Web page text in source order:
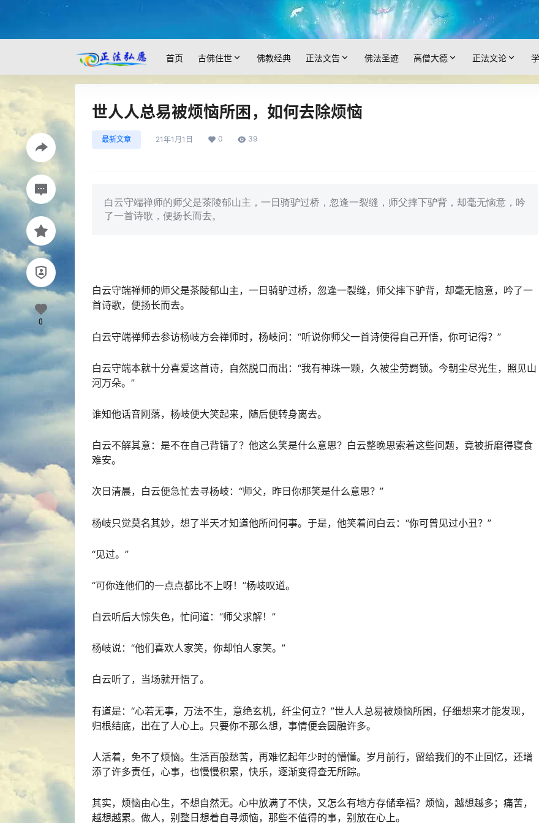
首页 古佛住世 佛教经典 正法文告 佛法圣迹 高僧大德 正法文论
世人人总易被烦恼所困，如何去除烦恼
最新文章 21年1月1日 0 39
白云守端禅师的师父是茶陵郁山主，一日骑驴过桥，忽逢一裂缝，师父摔下驴背，却毫无恼意，吟
了一首诗歌，便扬长而去。
白云守端禅师的师父是茶陵郁山主，一日骑驴过桥，忽逢一裂缝，师父摔下驴背，却毫无恼意，吟了一
首诗歌，便扬长而去。
白云守端禅师去参访杨岐方会禅师时，杨岐问：“听说你师父一首诗使得自己开悟，你可记得？”
白云守端本就十分喜爱这首诗，自然脱口而出：“我有神珠一颗，久被尘劳羁锁。今朝尘尽光生，照见山
河万朵。”
谁知他话音刚落，杨岐便大笑起来，随后便转身离去。
白云不解其意：是不在自己背错了？他这么笑是什么意思？白云整晚思索着这些问题，竟被折磨得寝食
难安。
次日清晨，白云便急忙去寻杨岐：“师父，昨日你那笑是什么意思？”
杨岐只觉莫名其妙，想了半天才知道他所问何事。于是，他笑着问白云：“你可曾见过小丑？”
“见过。”
“可你连他们的一点点都比不上呀！”杨岐叹道。
白云听后大惊失色，忙问道：“师父求解！”
杨岐说：“他们喜欢人家笑，你却怕人家笑。”
白云听了，当场就开悟了。
有道是：“心若无事，万法不生，意绝玄机，纤尘何立？”世人人总易被烦恼所困，仔细想来才能发现，
归根结底，出在了人心上。只要你不那么想，事情便会圆融许多。
人活着，免不了烦恼。生活百般愁苦，再难忆起年少时的懵懂。岁月前行，留给我们的不止回忆，还增
添了许多责任，心事，也慢慢积累，快乐，逐渐变得查无所踪。
其实，烦恼由心生，不想自然无。心中放满了不快，又怎么有地方存储幸福？烦恼，越想越多；痛苦，
越想越累。做人，别整日想着自寻烦恼，那些不值得的事，别放在心上。
0